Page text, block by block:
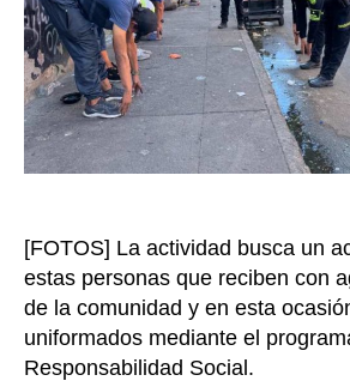
[FOTOS] La actividad busca un
estas personas que reciben con
de la comunidad y en esta
uniformados mediante el
Responsabilidad Social.